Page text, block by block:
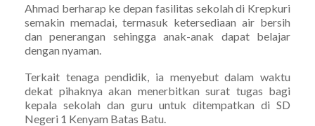
Ahmad berharap ke depan fasilitas sekolah di Krepkuri
semakin memadai, termasuk ketersediaan air bersih
dan penerangan sehingga anak-anak dapat belajar
dengan nyaman.
Terkait tenaga pendidik, ia menyebut dalam waktu
dekat pihaknya akan menerbitkan surat tugas bagi
kepala sekolah dan guru untuk ditempatkan di SD
Negeri 1 Kenyam Batas Batu.